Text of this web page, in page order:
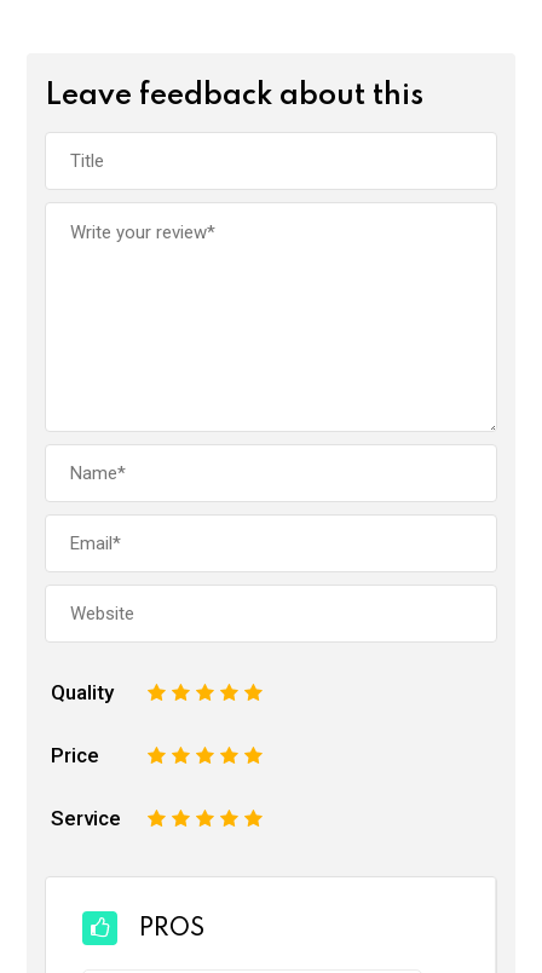
Leave feedback about this
Quality 5
4
3
2
Price 5
4
3
2
Service 5
4
3
2
PROS